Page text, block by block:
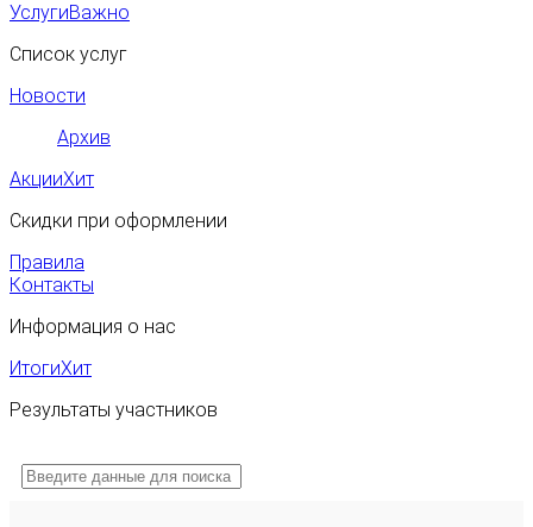
УслугиВажно
Список услуг
Новости
Архив
АкцииХит
Скидки при оформлении
Правила
Контакты
Информация о нас
ИтогиХит
Результаты участников